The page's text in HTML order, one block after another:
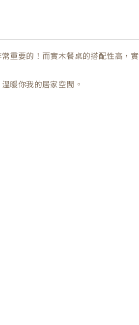
重要的！而實木餐桌的搭配性高，實
暖你我的居家空間。